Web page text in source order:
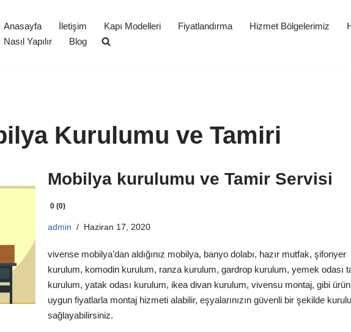
Anasayfa İletişim Kapı Modelleri Fiyatlandırma Hizmet Bölgelerimiz
Nasıl Yapılır
Blog
Kurulumu ve Tamiri
Mobilya kurulumu ve Tamir Servisi
0 (0)
admin Haziran 17, 2020
vivense mobilya’dan aldığınız mobilya, banyo dolabı, hazır mutfak, şifonyer
kurulum, komodin kurulum, ranza kurulum, gardrop kurulum, yemek odası
kurulum, yatak odası kurulum, ikea divan kurulum, vivensu montaj, gibi
uygun fiyatlarla montaj hizmeti alabilir, eşyalarınızın güvenli bir şekilde
sağlayabilirsiniz.